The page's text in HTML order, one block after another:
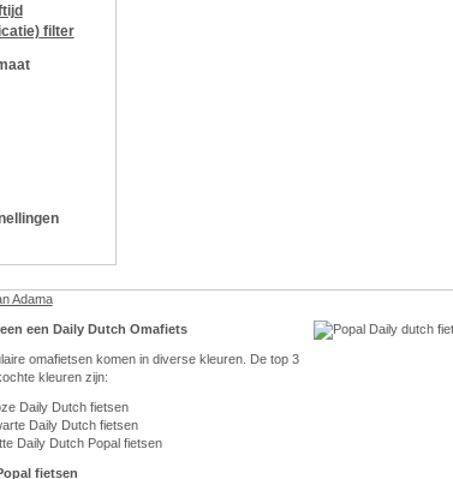
filter
Adama
een Daily Dutch Omafiets
omafietsen komen in diverse kleuren. De top 3
kleuren zijn:
Daily Dutch fietsen
Daily Dutch fietsen
Daily Dutch Popal fietsen
fietsen